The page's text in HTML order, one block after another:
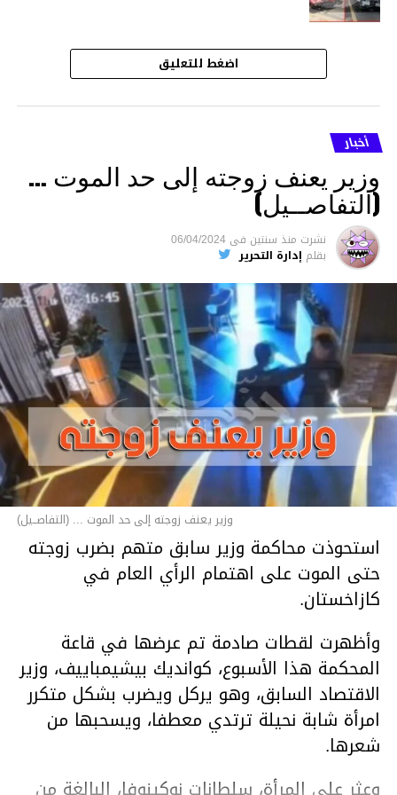
اضغط للتعليق
أخبار
وزير يعنف زوجته إلى حد الموت …
(التفاصــيل)
نشرت منذ سنتين فى 06/04/2024
بقلم إدارة التحرير
وزير يعنف زوجته إلى حد الموت ... (التفاصــيل)
استحوذت محاكمة وزير سابق متهم بضرب زوجته
حتى الموت على اهتمام الرأي العام في
كازاخستان.
وأظهرت لقطات صادمة تم عرضها في قاعة
المحكمة هذا الأسبوع، كوانديك بيشيمباييف، وزير
الاقتصاد السابق، وهو يركل ويضرب بشكل متكرر
امرأة شابة نحيلة ترتدي معطفا، ويسحبها من
شعرها.